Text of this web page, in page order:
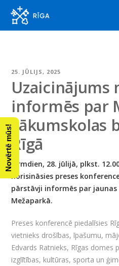
25. JŪLIJS, 2025
Uzaicinājums
informēs par
sākumskolas
Rīgā
Pirmdien, 28. jūlijā, plkst.
norisināsies preses
pārstāvji informēs par jaunas
Mežaparkā.
Preses konferencē piedalīsies
vietnieks drošības, īpašumu,
Edvards Ratnieks, Rīgas domes
izglītības, kultūras, sporta un
Novērtē mūs!